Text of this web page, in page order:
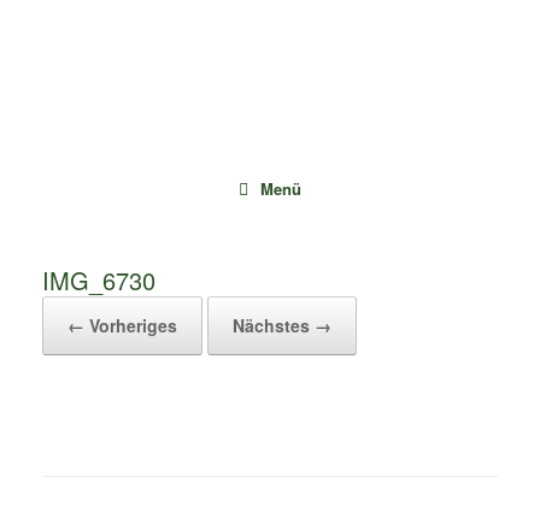
Menü
IMG_6730
← Vorheriges Nächstes →